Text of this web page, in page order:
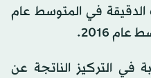
في المتوسط عام
في التركيز الناتجة عن